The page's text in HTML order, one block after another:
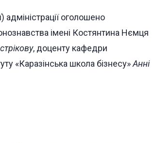
адміністрації оголошено
імені Костянтина Нємця
, доценту кафедри
«Каразінська школа бізнесу»Анні